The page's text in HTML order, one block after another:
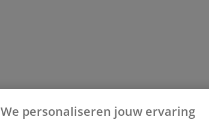
We personaliseren jouw ervaring